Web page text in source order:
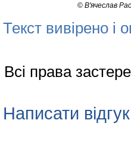
© В'ячеслав
Текст вивірено і
Всі права
Написати